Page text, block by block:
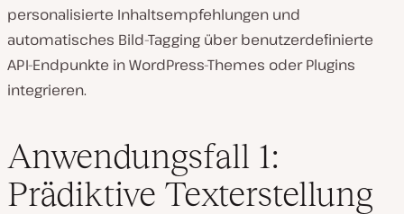
personalisierte Inhaltsempfehlungen und
automatisches Bild-Tagging über benutzerdefinierte
API-Endpunkte in WordPress-Themes oder Plugins
integrieren.
Anwendungsfall 1:
Prädiktive Texterstellung